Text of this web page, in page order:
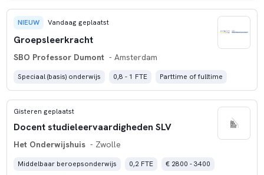
NIEUW Vandaag geplaatst
Groepsleerkracht
SBO Professor Dumont - Amsterdam
Speciaal (basis) onderwijs 0,8 - 1 FTE Parttime of fulltime
Gisteren geplaatst
Docent studieleervaardigheden SLV
Het Onderwijshuis - Zwolle
Middelbaar beroepsonderwijs 0,2 FTE
€ 2800 - 3400